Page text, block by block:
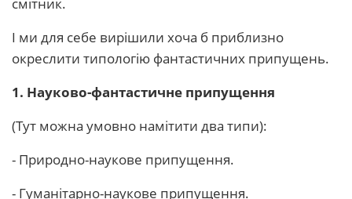
І ми для себе вирішили хоча б приблизно
окреслити типологію фантастичних припущень.
1. Науково-фантастичне припущення
(Тут можна умовно намітити два типи):
- Природно-наукове припущення.
- Гуманітарно-наукове припущення.